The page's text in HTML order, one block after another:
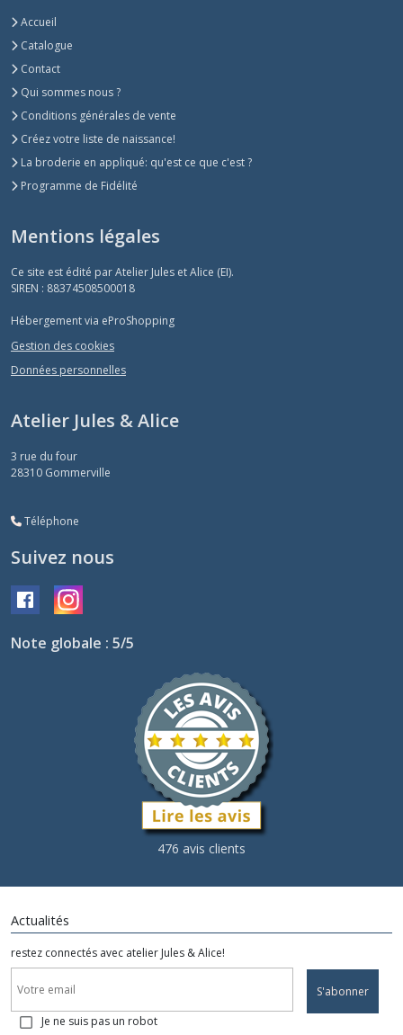
Accueil
Catalogue
Contact
Qui sommes nous ?
Conditions générales de vente
Créez votre liste de naissance!
La broderie en appliqué: qu'est ce que c'est ?
Programme de Fidélité
Mentions légales
Ce site est édité par Atelier Jules et Alice (EI).
SIREN : 88374508500018
Hébergement via eProShopping
Gestion des cookies
Données personnelles
Atelier Jules & Alice
3 rue du four
28310 Gommerville
Téléphone
Suivez nous
Note globale : 5/5
476 avis clients
Actualités
restez connectés avec atelier Jules & Alice!
S'abonner
Je ne suis pas un robot